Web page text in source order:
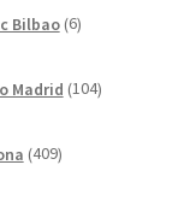
Bilbao 6izdelkov
Madrid 104izdelki
409izdelkov